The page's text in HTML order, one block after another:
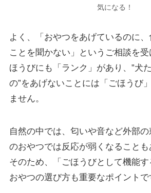
気になる！
よく、「おやつをあげているのに
ことを聞かない」というご相談を
ほうびにも「ランク」があり、”犬
の”をあげないことには「ごほうび
ません。
自然の中では、匂いや音など外部
のおやつでは反応が弱くなることも
そのため、「ごほうびとして機能す
おやつの選び方も重要なポイントで